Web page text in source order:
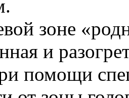
зоне
и
помощи